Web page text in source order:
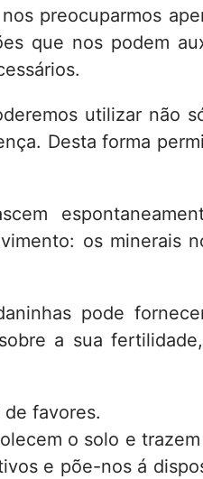
preocuparmos
que nos podem
utilizar não
Desta forma
os minerais
pode
a sua
favores.
o solo e
e põe-nos á